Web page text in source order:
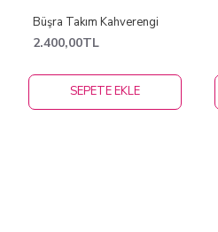
Büşra Takım Kahverengi
2.400,00TL
SEPETE EKLE